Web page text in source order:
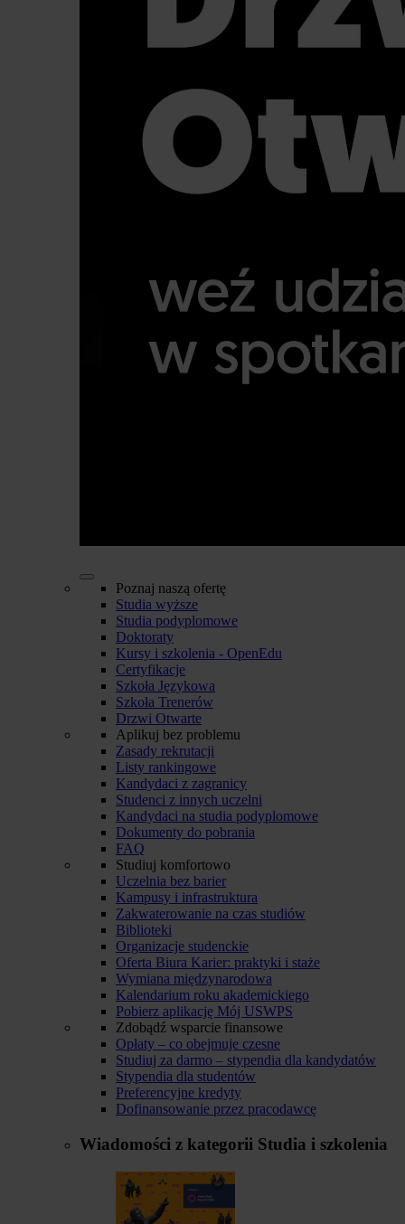
Poznaj naszą ofertę
Studia wyższe
Studia podyplomowe
Doktoraty
Kursy i szkolenia - OpenEdu
Certyfikacje
Szkoła Językowa
Szkoła Trenerów
Drzwi Otwarte
Aplikuj bez problemu
Zasady rekrutacji
Listy rankingowe
Kandydaci z zagranicy
Studenci z innych uczelni
Kandydaci na studia podyplomowe
Dokumenty do pobrania
FAQ
Studiuj komfortowo
Uczelnia bez barier
Kampusy i infrastruktura
Zakwaterowanie na czas studiów
Biblioteki
Organizacje studenckie
Oferta Biura Karier: praktyki i staże
Wymiana międzynarodowa
Kalendarium roku akademickiego
Pobierz aplikację Mój USWPS
Zdobądź wsparcie finansowe
Opłaty – co obejmuje czesne
Studiuj za darmo – stypendia dla kandydatów
Stypendia dla studentów
Preferencyjne kredyty
Dofinansowanie przez pracodawcę
Wiadomości z kategorii Studia i szkolenia